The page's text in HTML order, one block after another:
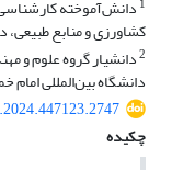
1 دانش‌آموخته
کشاورزی و منابع طبیعی،
2دانشیار گروه علوم و
دانشگاه بین‌المللی امام
چکیده